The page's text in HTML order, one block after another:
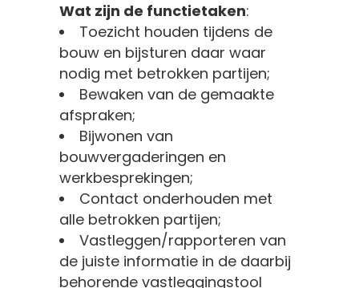
Wat zijn de functietaken:
Toezicht houden tijdens de
bouw en bijsturen daar waar
nodig met betrokken partijen;
Bewaken van de gemaakte
afspraken;
Bijwonen van
bouwvergaderingen en
werkbesprekingen;
Contact onderhouden met
alle betrokken partijen;
Vastleggen/rapporteren van
de juiste informatie in de daarbij
behorende vastleggingstool